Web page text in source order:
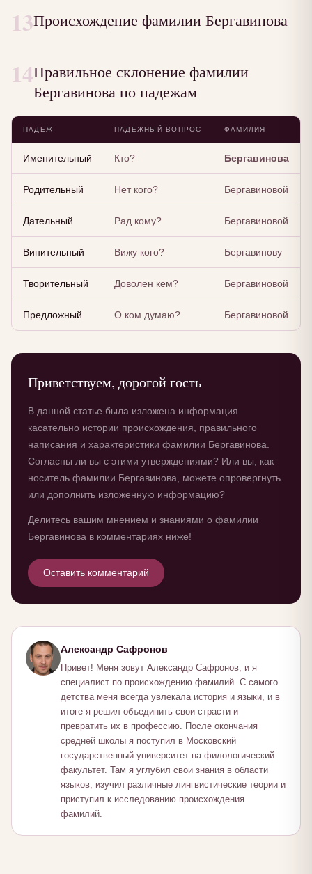
13Происхождение фамилии Бергавинова
14Правильное склонение фамилии
Бергавинова по падежам
ПАДЕЖ ПАДЕЖНЫЙ ВОПРОС ФАМИЛИЯ
Именительный Кто? Бергавинова
Родительный Нет кого? Бергавиновой
Дательный Рад кому? Бергавиновой
Винительный Вижу кого? Бергавинову
Творительный Доволен кем? Бергавиновой
Предложный О ком думаю? Бергавиновой
Приветствуем, дорогой гость
В данной статье была изложена информация
касательно истории происхождения, правильного
написания и характеристики фамилии Бергавинова.
Согласны ли вы с этими утверждениями? Или вы, как
носитель фамилии Бергавинова, можете опровергнуть
или дополнить изложенную информацию?
Делитесь вашим мнением и знаниями о фамилии
Бергавинова в комментариях ниже!
Оставить комментарий
Александр Сафронов
Привет! Меня зовут Александр Сафронов, и я
специалист по происхождению фамилий. С самого
детства меня всегда увлекала история и языки, и в
итоге я решил объединить свои страсти и
превратить их в профессию. После окончания
средней школы я поступил в Московский
государственный университет на филологический
факультет. Там я углубил свои знания в области
языков, изучил различные лингвистические теории и
приступил к исследованию происхождения
фамилий.